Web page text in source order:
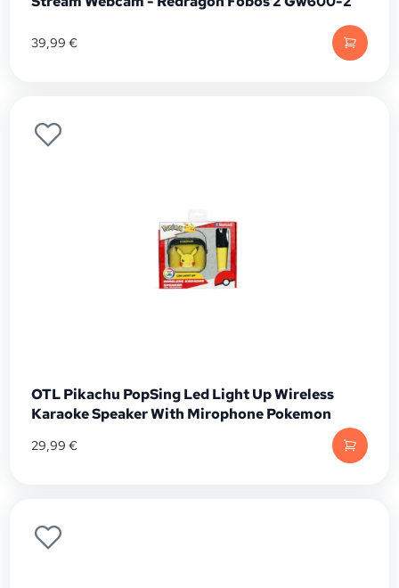
39,99€
OTL Pikachu PopSing Led Light Up Wireless
Karaoke Speaker With Mirophone Pokemon
29,99€